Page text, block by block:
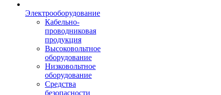
Электрооборудование
Кабельно-
проводниковая
продукция
Высоковольтное
оборудование
Низковольтное
оборудование
Средства
безопасности